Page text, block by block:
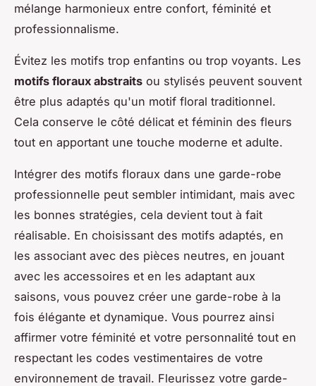
mélange harmonieux entre confort, féminité et
professionnalisme.
Évitez les motifs trop enfantins ou trop voyants. Les
motifs floraux abstraits ou stylisés peuvent souvent
être plus adaptés qu'un motif floral traditionnel.
Cela conserve le côté délicat et féminin des fleurs
tout en apportant une touche moderne et adulte.
Intégrer des motifs floraux dans une garde-robe
professionnelle peut sembler intimidant, mais avec
les bonnes stratégies, cela devient tout à fait
réalisable. En choisissant des motifs adaptés, en
les associant avec des pièces neutres, en jouant
avec les accessoires et en les adaptant aux
saisons, vous pouvez créer une garde-robe à la
fois élégante et dynamique. Vous pourrez ainsi
affirmer votre féminité et votre personnalité tout en
respectant les codes vestimentaires de votre
environnement de travail. Fleurissez votre garde-